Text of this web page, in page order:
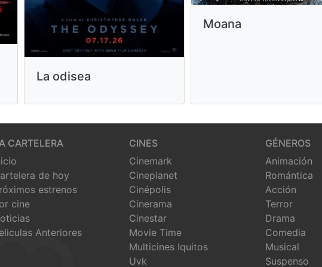
La odisea
Moana
CARTELERA
de hoy
estrenos
cine
Anteriores
CINES
Cinemark
Cineplanet
Cinépolis
Cinerama
Cinestar
Movie Time
Multicines Iquitos
Uvk
GÉNEROS
Animación
Romántica
Acción
Terror
Drama
Comedia
Musical
Suspenso